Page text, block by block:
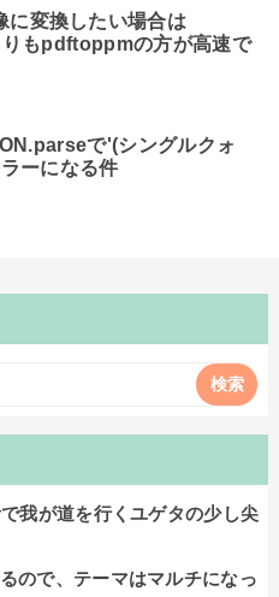
に変換したい場合は
もpdftoppmの方が高速で
で'(シングルクォ
ーになる件
我が道を行くユゲタの少し尖
ので、テーマはマルチになっ